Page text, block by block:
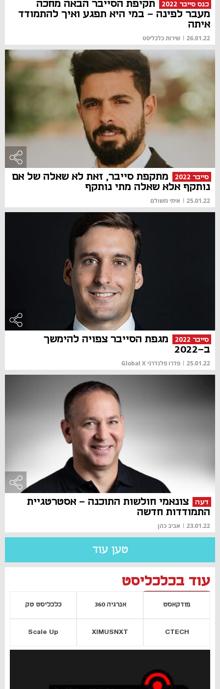
כנס סייבר 2022
תקיפת הסייבר הבאה מחכה
מעבר לפינה - במי היא תפגע ואיך להתמודד
איתה
26.01.22
| שירות כלכליסט
סייבר 2022
מתקפת סייבר, זאת לא שאלה של אם
נותקף אלא שאלה מתי נותקף
25.01.22
| איתי משולם
סייבר 2022
מגפת הסייבר צפויה להימשך
ב-2022
25.01.22
| פדרו פלנדרני Global X
דעה
צונאמי חולשות התוכנה - אסטרטגיית
התמודדות חדשה
23.01.22
| אביב כהן
טען עוד
עוד בכלכליסט
פודקאסט אנרגיה 360 כלכליסט טק
CTECH
XIMUSNXT
Scale Up
נפתח בכרטיסייה חדשה חדשה